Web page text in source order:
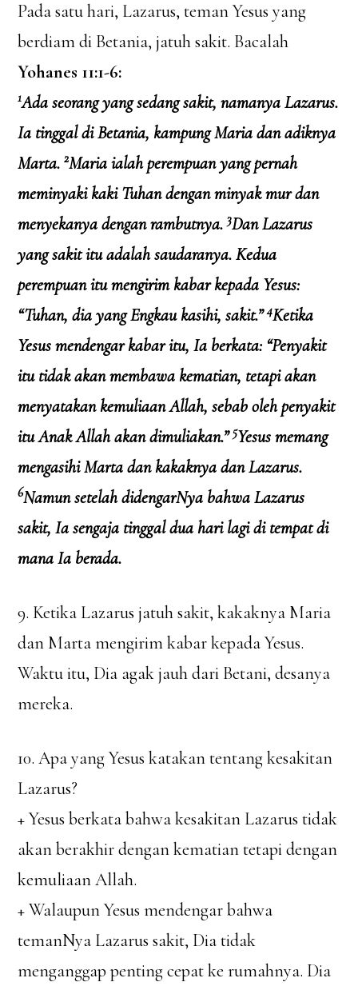
Pada satu hari, Lazarus, teman Yesus yang
berdiam di Betania, jatuh sakit. Bacalah
Yohanes 11:1-6:
1Ada seorang yang sedang sakit, namanya Lazarus.
Ia tinggal di Betania, kampung Maria dan adiknya
Marta.2Maria ialah perempuan yang pernah
meminyaki kaki Tuhan dengan minyak mur dan
menyekanya dengan rambutnya.3Dan Lazarus
yang sakit itu adalah saudaranya. Kedua
perempuan itu mengirim kabar kepada Yesus:
“Tuhan, dia yang Engkau kasihi, sakit.”4Ketika
Yesus mendengar kabar itu, Ia berkata: “Penyakit
itu tidak akan membawa kematian, tetapi akan
menyatakan kemuliaan Allah, sebab oleh penyakit
itu Anak Allah akan dimuliakan.”5Yesus memang
mengasihi Marta dan kakaknya dan Lazarus.
6Namun setelah didengarNya bahwa Lazarus
sakit, Ia sengaja tinggal dua hari lagi di tempat di
mana Ia berada.
9. Ketika Lazarus jatuh sakit, kakaknya Maria
dan Marta mengirim kabar kepada Yesus.
Waktu itu, Dia agak jauh dari Betani, desanya
mereka.
10. Apa yang Yesus katakan tentang kesakitan
Lazarus?
+ Yesus berkata bahwa kesakitan Lazarus tidak
akan berakhir dengan kematian tetapi dengan
kemuliaan Allah.
+ Walaupun Yesus mendengar bahwa
temanNya Lazarus sakit, Dia tidak
menganggap penting cepat ke rumahnya. Dia